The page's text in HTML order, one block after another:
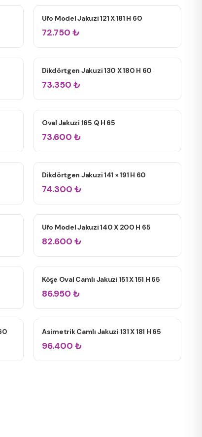
ÇIFT KIŞILIK JAKUZILER
Ufo Model Jakuzi 121 X 181 H 60
72.750 ₺
ÇIFT KIŞILIK JAKUZILER
Dikdörtgen Jakuzi 130 X 180 H 60
73.350 ₺
ÇIFT KIŞILIK JAKUZILER
Oval Jakuzi 165 Q H 65
73.600 ₺
ÇIFT KIŞILIK JAKUZILER
Dikdörtgen Jakuzi 141 × 191 H 60
74.300 ₺
ÇIFT KIŞILIK JAKUZILER
Ufo Model Jakuzi 140 X 200 H 65
82.600 ₺
ÇIFT KIŞILIK JAKUZILER
Köşe Oval Camlı Jakuzi 151 X 151 H 65
86.950 ₺
ÇIFT KIŞILIK JAKUZILER
Asimetrik Camlı Jakuzi 131 X 181 H 65
96.400 ₺